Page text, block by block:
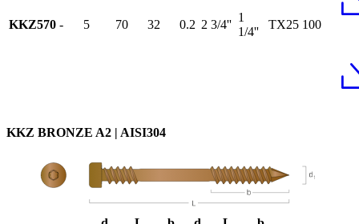
KKZ570 - 5 70 32 0.2 2 3/4''
1
1/4''
TX25 100
KKZ BRONZE A2 | AISI304